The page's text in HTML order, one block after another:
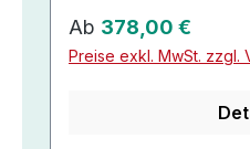
Regulärer Preis:
Ab 378,00 €
Preise exkl. MwSt. zzgl.